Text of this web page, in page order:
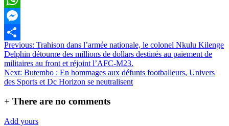
WhatsApp
Messenger
Partager
Navigation
de
l’article
Previous: Trahison dans l’armée nationale, le colonel Nkulu Kilenge
Delphin détourne des millions de dollars destinés au paiement de
militaires au front et réjoint l’AFC-M23.
Next: Butembo : En hommages aux défunts footballeurs, Univers
des Sports et Dc Horizon se neutralisent
+ There are no comments
Add yours